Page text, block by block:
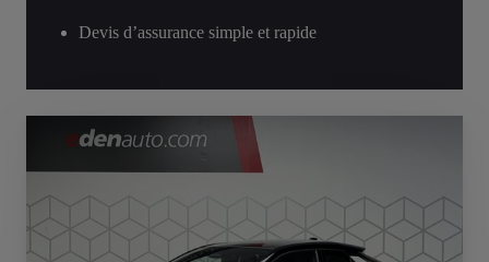
Devis d’assurance simple et rapide